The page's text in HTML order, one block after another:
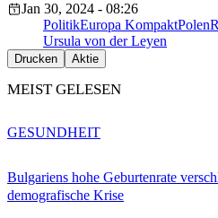
Jan 30, 2024 - 08:26
PolitikEuropa KompaktPolen
Ursula von der Leyen
Drucken Aktie
MEIST GELESEN
Bulgariens hohe Geburtenrate
demografische Krise
GESUNDHEIT